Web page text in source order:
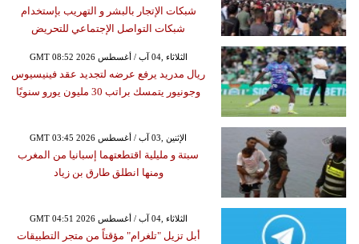
شبكات الإتجار بالبشر و التهريب بإستخدام
شبكات التواصل الإجتماعي للتحريض
GMT 08:52 2026 الثلاثاء ,04 آب / أغسطس
ريال مدريد يرفع عرضه لتجديد عقد فينيسيوس
وجونيور يتمسك براتب 30 مليون يورو سنويًا
GMT 03:45 2026 الإثنين ,03 آب / أغسطس
سبتة و مليلية اقتطعتهما إسبانيا من المغرب
ومنها انطلق طارق بن زياد
GMT 04:51 2026 الثلاثاء ,04 آب / أغسطس
أبل تزيل "تلغرام" مؤقتاً من متجر التطبيقات